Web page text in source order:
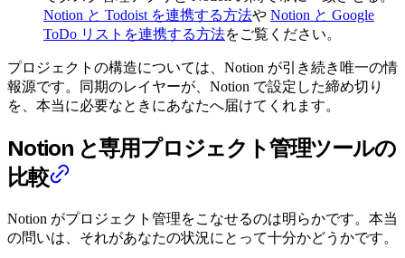
Notion と Todoist を連携する方法や Notion と Google
ToDo リストを連携する方法をご覧ください。
プロジェクトの構造については、Notion が引き続き唯一の情
報源です。同期のレイヤーが、Notion で設定した締め切り
を、本当に必要なときにあなたへ届けてくれます。
Notion と専用プロジェクト管理ツールの
比較
Notion がプロジェクト管理をこなせるのは明らかです。本当
の問いは、それがあなたの状況にとって十分かどうかです。